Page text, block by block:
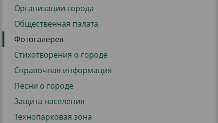
Организации города
Общественная палата
Фотогалерея
Стихотворения о городе
Справочная информация
Песни о городе
Защита населения
Технопарковая зона